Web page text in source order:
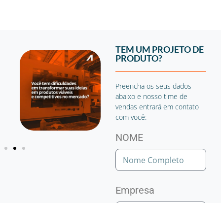
TEM UM PROJETO DE
PRODUTO?
Preencha os seus dados
abaixo e nosso time de
vendas entrará em contato
com você:
NOME
Empresa